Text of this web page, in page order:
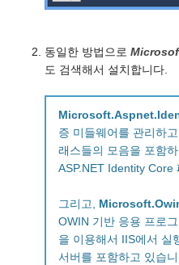
동일한 방법으로
도 검색해서 설치합니다.
증 미들웨어를 관리하
래스들의 모음을 포함
ASP.NET Identity Core
그리고,
OWIN 기반 응용 프로
을 이용해서 IIS에서 실
서버를 포함하고 있습